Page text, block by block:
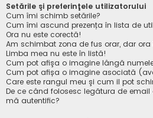
Setările şi preferinţele utilizatorului
Cum îmi schimb setările?
Cum îmi ascund prezența în lista de
Ora nu este corectă!
Am schimbat zona de fus orar, dar ora
Limba mea nu este în listă!
Cum pot afişa o imagine lângă
Cum pot afișa o imagine asociată
Care este rangul meu şi cum il pot
De ce când folosesc legătura de
mă autentific?